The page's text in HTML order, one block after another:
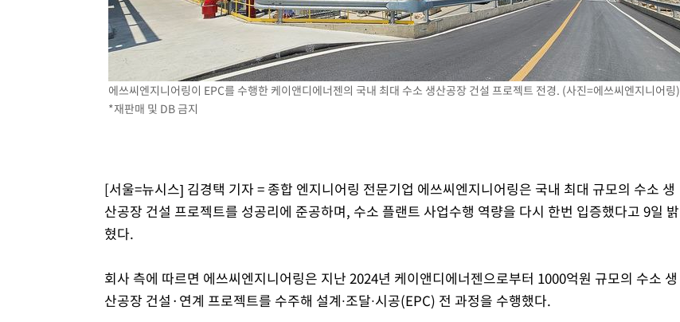
서울 낮 37.9도, 올여름 최고치 경신…영등포 순간 '40도'
[속보]종합특검, 대검 추가 압수수색…내란 중요임무종사 혐의
[속보]코스닥, 800p 회복…0.26% 오른 801.67 마감
[속보]코스피, 301.88포인트(4.58%) 내린 6296.38 마감
[속보]원·달러 환율, 0.7원 내린 1423.8원 마감
트럼프, 한국계 진보 주지사 후보 맹공…"공산주의가 최대 위협"
"美간섭에 합의 지연"…트럼프, '이란 호르무즈 통제권' 수용할까
[속보]산업장관 "李정부, 원전 반대 안해…안정 전력 위해 불가피"
에쓰씨엔지니어링이 EPC를 수행한 케이앤디에너젠의 국내 최대 수소 생산공장 건설 프로젝트 전경. (사진=에쓰씨엔지니어링)
*재판매 및 DB 금지
[서울=뉴시스] 김경택 기자 = 종합 엔지니어링 전문기업 에쓰씨엔지니어링은 국내 최대 규모의 수소 생
산공장 건설 프로젝트를 성공리에 준공하며, 수소 플랜트 사업수행 역량을 다시 한번 입증했다고 9일 밝
혔다.
회사 측에 따르면 에쓰씨엔지니어링은 지난 2024년 케이앤디에너젠으로부터 1000억원 규모의 수소 생
산공장 건설·연계 프로젝트를 수주해 설계∙조달∙시공(EPC) 전 과정을 수행했다.